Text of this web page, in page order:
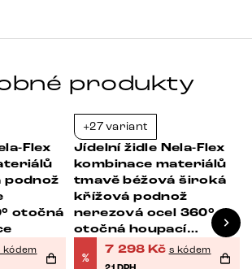
produkty
Flex
podnož
otočná
kódem
+27 variant
Jídelní židle Nela-Flex
kombinace materiálů
tmavě béžová široká
křížová podnož
nerezová ocel 360°
otočná houpací
funkce
%
7 298 Kč s kódem